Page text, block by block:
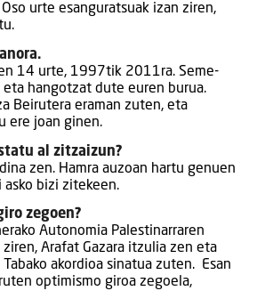
urte esanguratsuak izan ziren,
14 urte, 1997tik 2011ra. Seme-
eta hangotzat dute euren burua.
Beirutera eraman zuten, eta
ere joan ginen.
al zitzaizun?
zen. Hamra auzoan hartu genuen
asko bizi zitekeen.
zegoen?
Autonomia Palestinarraren
Arafat Gazara itzulia zen eta
akordioa sinatua zuten. Esan
optimismo giroa zegoela,